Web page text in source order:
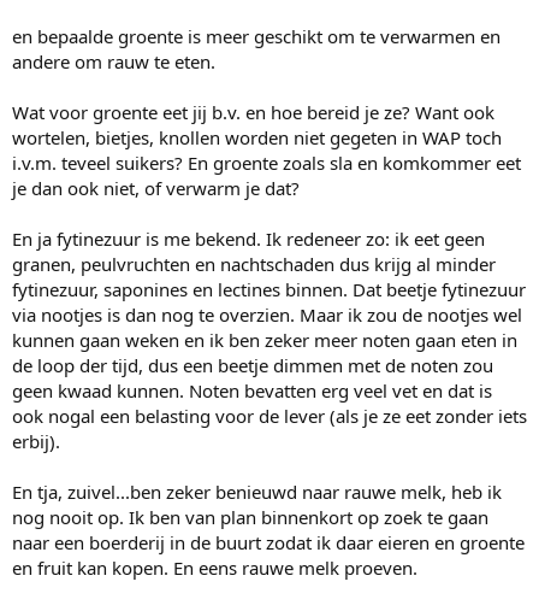
en bepaalde groente is meer geschikt om te verwarmen en
andere om rauw te eten.
Wat voor groente eet jij b.v. en hoe bereid je ze? Want ook
wortelen, bietjes, knollen worden niet gegeten in WAP toch
i.v.m. teveel suikers? En groente zoals sla en komkommer eet
je dan ook niet, of verwarm je dat?
En ja fytinezuur is me bekend. Ik redeneer zo: ik eet geen
granen, peulvruchten en nachtschaden dus krijg al minder
fytinezuur, saponines en lectines binnen. Dat beetje fytinezuur
via nootjes is dan nog te overzien. Maar ik zou de nootjes wel
kunnen gaan weken en ik ben zeker meer noten gaan eten in
de loop der tijd, dus een beetje dimmen met de noten zou
geen kwaad kunnen. Noten bevatten erg veel vet en dat is
ook nogal een belasting voor de lever (als je ze eet zonder iets
erbij).
En tja, zuivel...ben zeker benieuwd naar rauwe melk, heb ik
nog nooit op. Ik ben van plan binnenkort op zoek te gaan
naar een boerderij in de buurt zodat ik daar eieren en groente
en fruit kan kopen. En eens rauwe melk proeven.